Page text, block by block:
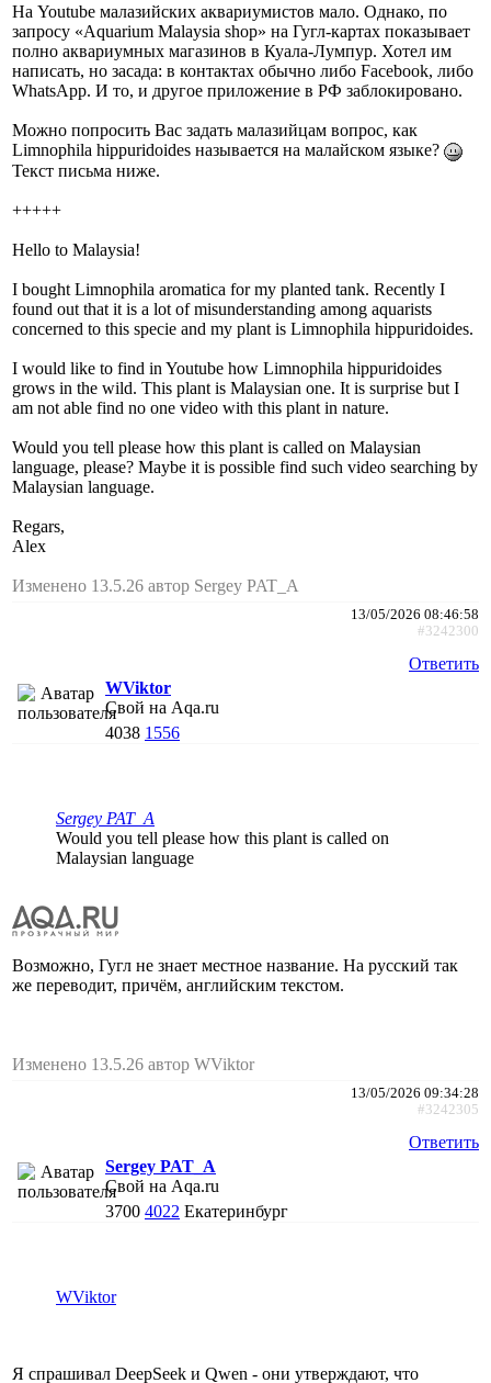
На Youtube малазийских аквариумистов мало. Однако, по
запросу «Aquarium Malaysia shop» на Гугл-картах показывает
полно аквариумных магазинов в Куала-Лумпур. Хотел им
написать, но засада: в контактах обычно либо Facebook, либо
WhatsApp. И то, и другое приложение в РФ заблокировано.
Можно попросить Вас задать малазийцам вопрос, как
Limnophila hippuridoides называется на малайском языке?
Текст письма ниже.
+++++
Hello to Malaysia!
I bought Limnophila aromatica for my planted tank. Recently I
found out that it is a lot of misunderstanding among aquarists
concerned to this specie and my plant is Limnophila hippuridoides.
I would like to find in Youtube how Limnophila hippuridoides
grows in the wild. This plant is Malaysian one. It is surprise but I
am not able find no one video with this plant in nature.
Would you tell please how this plant is called on Malaysian
language, please? Maybe it is possible find such video searching by
Malaysian language.
Regars,
Alex
Изменено 13.5.26 автор Sergey PAT_A
13/05/2026 08:46:58
#3242300
Ответить
WViktor
Свой на Aqa.ru
4038 1556
Sergey PAT_A
Would you tell please how this plant is called on
Malaysian language
Возможно, Гугл не знает местное название. На русский так
же переводит, причём, английским текстом.
Изменено 13.5.26 автор WViktor
13/05/2026 09:34:28
#3242305
Ответить
Sergey PAT_A
Свой на Aqa.ru
3700 4022 Екатеринбург
WViktor
Я спрашивал DeepSeek и Qwen - они утверждают, что